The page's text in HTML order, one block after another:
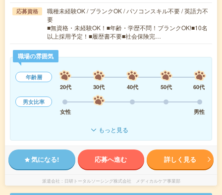
応募資格
職種未経験OK / ブランクOK / パソコンスキル不要 / 英語力不
要
■無資格・未経験OK！■年齢・学歴不問！ブランクOK!■10名
以上採用予定！■履歴書不要■社会保険完…
職場の雰囲気
年齢層
20代
30代 40代 50代
60代
男女比率
女性
男性
もっと見る
気になる! 応募へ進む 詳しく見る
派遣会社 日研トータルソーシング株式会社 メディカルケア事業部